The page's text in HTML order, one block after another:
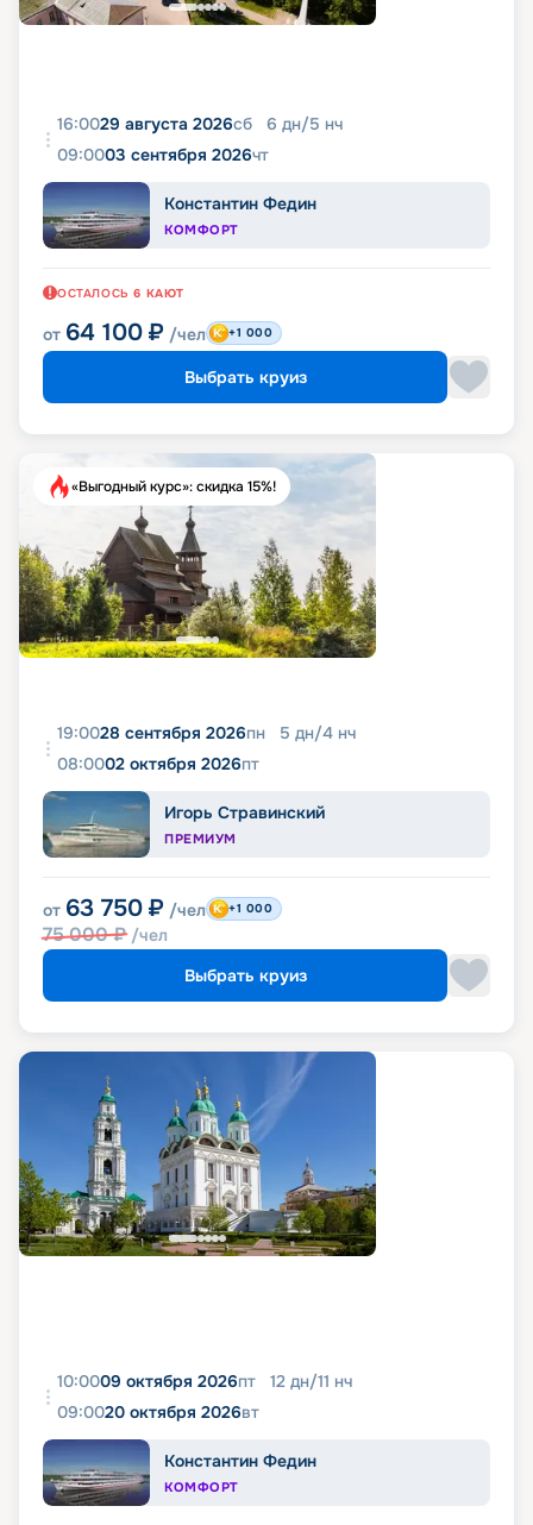
16:0029 августа 2026сб 6 дн/5 нч
09:0003 сентября 2026чт
Константин Федин
КОМФОРТ
ОСТАЛОСЬ 6 КАЮТ
от 64 100 ₽ /чел +1 000
Выбрать круиз
«Выгодный курс»: скидка 15%!
19:0028 сентября 2026пн 5 дн/4 нч
08:0002 октября 2026пт
Игорь Стравинский
ПРЕМИУМ
от 63 750 ₽ /чел
75 000₽ /чел
+1 000
Выбрать круиз
10:0009 октября 2026пт 12 дн/11 нч
09:0020 октября 2026вт
Константин Федин
КОМФОРТ